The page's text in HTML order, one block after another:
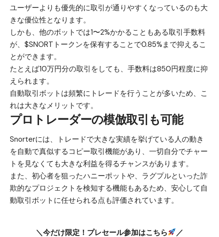
ユーザーよりも優先的に取引が通りやすくなっているのも大
きな優位性となります。
しかも、他のボットでは1〜2%かかることもある取引手数料
が、$SNORTトークンを保有することで0.85%まで抑えるこ
とができます。
たとえば10万円分の取引をしても、手数料は850円程度に抑
えられます。
自動取引ボットは頻繁にトレードを行うことが多いため、こ
れは大きなメリットです。
プロトレーダーの模倣取引も可能
Snorterには、トレードで大きな実績を挙げている人の動き
を自動で真似するコピー取引機能があり、一切自分でチャー
トを見なくても大きな利益を得るチャンスがあります。
また、初心者を狙ったハニーポットや、ラグプルといった詐
欺的なプロジェクトを検知する機能もあるため、安心して自
動取引ボットに任せられる点も評価されています。
＼今だけ限定！プレセール参加はこちら ／